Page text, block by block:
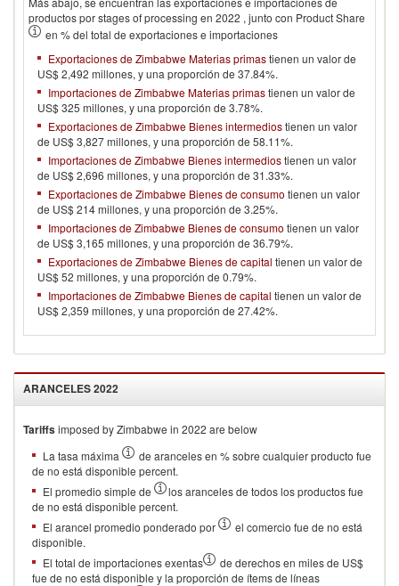
productos por stages of processing en 2022 , junto con Product Share
en % del total de exportaciones e importaciones
Exportaciones de Zimbabwe Materias primastienen un valor de
US$ 2,492 millones, y una proporción de 37.84%.
Importaciones de Zimbabwe Materias primastienen un valor de
US$ 325 millones, y una proporción de 3.78%.
Exportaciones de Zimbabwe Bienes intermediostienen un valor
de US$ 3,827 millones, y una proporción de 58.11%.
Importaciones de Zimbabwe Bienes intermediostienen un valor
de US$ 2,696 millones, y una proporción de 31.33%.
Exportaciones de Zimbabwe Bienes de consumo tienen un valor
de US$ 214 millones, y una proporción de 3.25%.
Importaciones de Zimbabwe Bienes de consumo tienen un valor
de US$ 3,165 millones, y una proporción de 36.79%.
Exportaciones de Zimbabwe Bienes de capital tienen un valor de
US$ 52 millones, y una proporción de 0.79%.
Importaciones de Zimbabwe Bienes de capital tienen un valor de
US$ 2,359 millones, y una proporción de 27.42%.
ARANCELES2022
Tariffsimposed by Zimbabwe in 2022 are below
La tasa máxima
de aranceles en % sobre cualquier producto fue
de no está disponible percent.
El promedio simple de
los aranceles de todos los productos fue
de no está disponible percent.
El arancel promedio ponderado por
el comercio fue de no está
disponible.
El total de importaciones exentas
de derechos en miles de US$
fue de no está disponible y la proporción de ítems de líneas